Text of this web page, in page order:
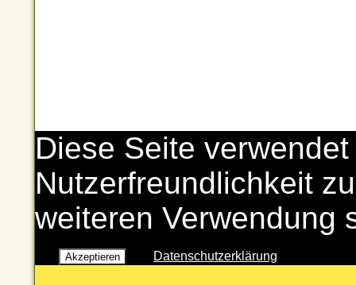
Diese Seite
Nutzerfreundlichkeit
weiteren Verwendung
Akzeptieren Datenschutzerklärung